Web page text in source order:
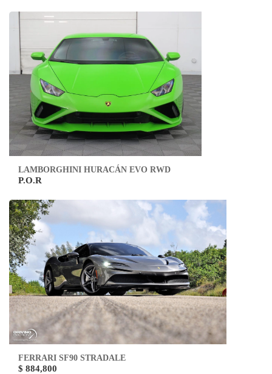
LAMBORGHINI HURACÁN EVO RWD
P.O.R
FERRARI SF90 STRADALE
$ 884,800